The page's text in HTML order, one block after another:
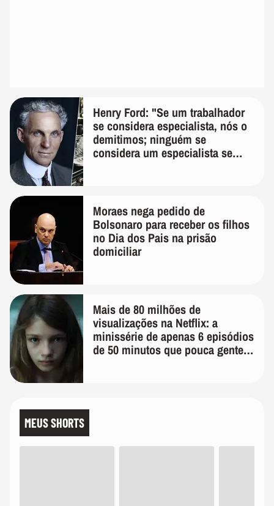
Henry Ford: "Se um trabalhador
se considera especialista, nós o
demitimos; ninguém se
considera um especialista se
Moraes nega pedido de
Bolsonaro para receber os filhos
no Dia dos Pais na prisão
domiciliar
Mais de 80 milhões de
visualizações na Netflix: a
minissérie de apenas 6 episódios
de 50 minutos que pouca gente
MEUS SHORTS